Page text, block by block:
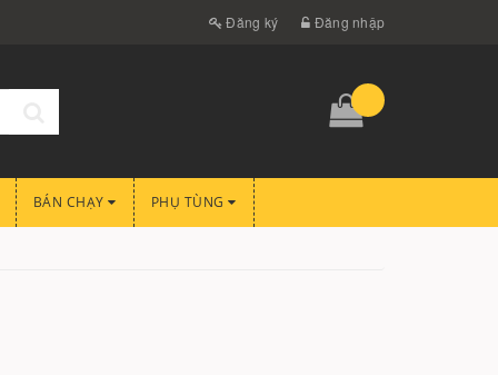
Đăng ký Đăng nhập
BÁN CHẠY PHỤ TÙNG